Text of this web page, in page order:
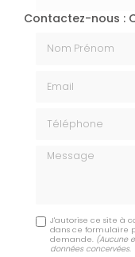
Contactez-nous :
Message
J'autorise ce site à
dans ce formulaire
demande. (Aucune
données concervées.